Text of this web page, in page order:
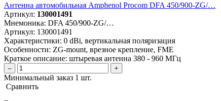
Антенна автомобильная Amphenol Procom DFA 450/900-ZG/…
Артикул: 130001491
Мнемоника: DFA 450/900-ZG/…
Артикул: 130001491
Характеристики: 0 dBi, вертикальная поляризация
Особенности: ZG-mount, врезное крепление, FME
Краткое описание: штыревая антенна 380 - 960 МГц
– +
Минимальный заказ 1 шт.
Сравнить